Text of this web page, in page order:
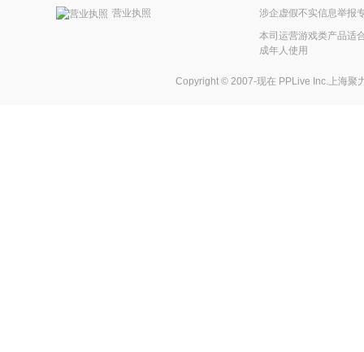
营业执照
涉企虚假不实信息举报
本司运营游戏类产品适
成年人使用
Copyright © 2007-现在 PPLive Inc.上海聚